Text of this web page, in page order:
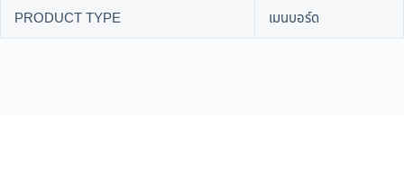
PRODUCT TYPE
เมนบอร์ด